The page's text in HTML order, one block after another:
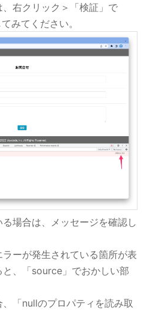
右クリック＞「検証」で
みてください。
場合は、メッセージを確認し
ーが発生されている箇所が表
、「source」でおかしい部
、「nullのプロパティを読み取